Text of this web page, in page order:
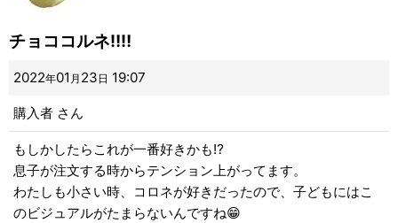
チョココルネ‼️‼️
2022年01 月 23 日 19:07
購入者 さん
もしかしたらこれが一番好きかも⁉️
息子が注文する時からテンション上がってます。
わたしも小さい時、コロネが好きだったので、子どもにはこ
のビジュアルがたまらないんですね😁